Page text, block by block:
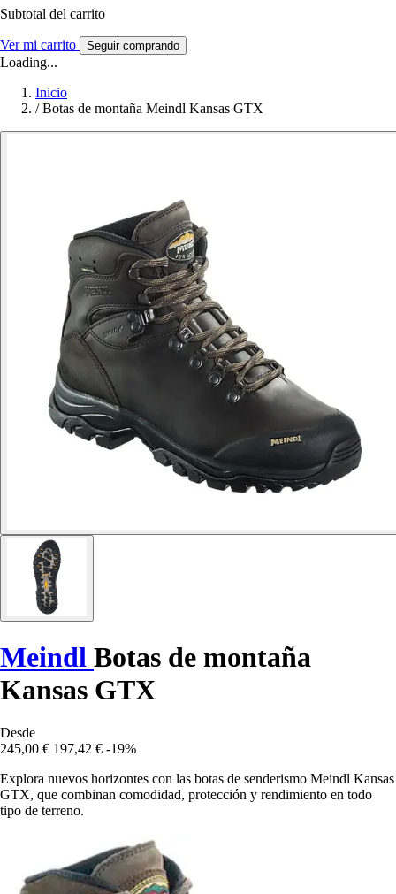
Subtotal del carrito
Ver mi carrito Seguir comprando
Loading...
Inicio
/ Botas de montaña Meindl Kansas GTX
Meindl Botas de montaña
Kansas GTX
Desde
245,00 € 197,42 € -19%
Explora nuevos horizontes con las botas de senderismo Meindl Kansas
GTX, que combinan comodidad, protección y rendimiento en todo
tipo de terreno.